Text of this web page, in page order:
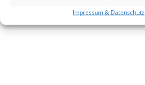
Impressum & Datenschutz